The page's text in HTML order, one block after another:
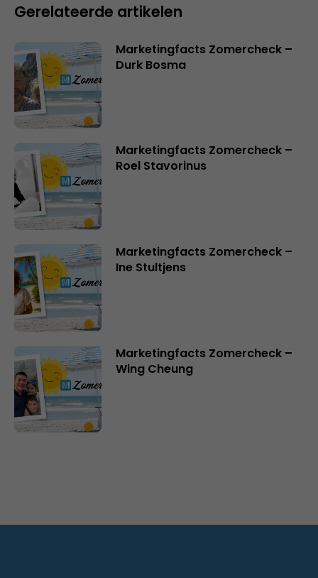
Gerelateerde artikelen
Marketingfacts Zomercheck –
Durk Bosma
Marketingfacts Zomercheck –
Roel Stavorinus
Marketingfacts Zomercheck –
Ine Stultjens
Marketingfacts Zomercheck –
Wing Cheung